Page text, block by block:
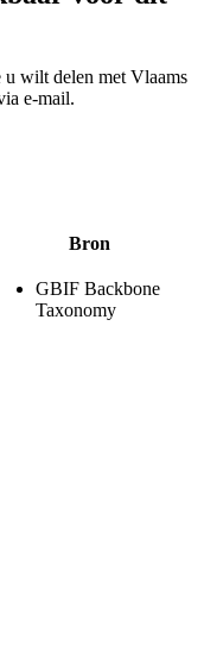
wilt delen met Vlaams
e-mail.
Bron
GBIF Backbone
Taxonomy